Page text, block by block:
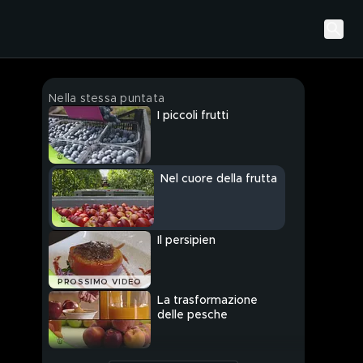
Nella stessa puntata
I piccoli frutti
Nel cuore della frutta
PROSSIMO VIDEO
Il persipien
La trasformazione
delle pesche